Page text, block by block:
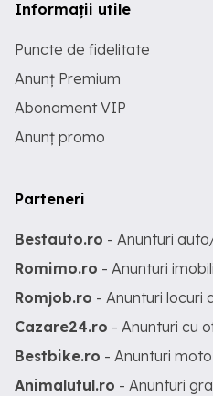
Informații utile
Puncte de fidelitate
Anunț Premium
Abonament VIP
Anunț promo
Parteneri
Bestauto.ro - Anunturi
Romimo.ro - Anunturi
Romjob.ro - Anunturi locuri
Cazare24.ro - Anunturi cu
Bestbike.ro - Anunturi moto
Animalutul.ro - Anunturi